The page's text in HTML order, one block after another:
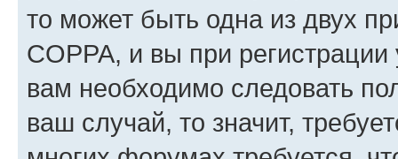
то может быть одна из двух
COPPA, и вы при
вам необходимо следовать
ваш случай, то значит,